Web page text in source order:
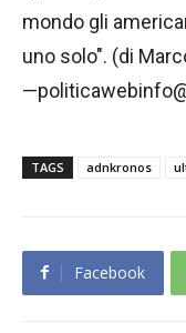
mondo gli
uno solo". (di
TAGS adnkronos
Facebook